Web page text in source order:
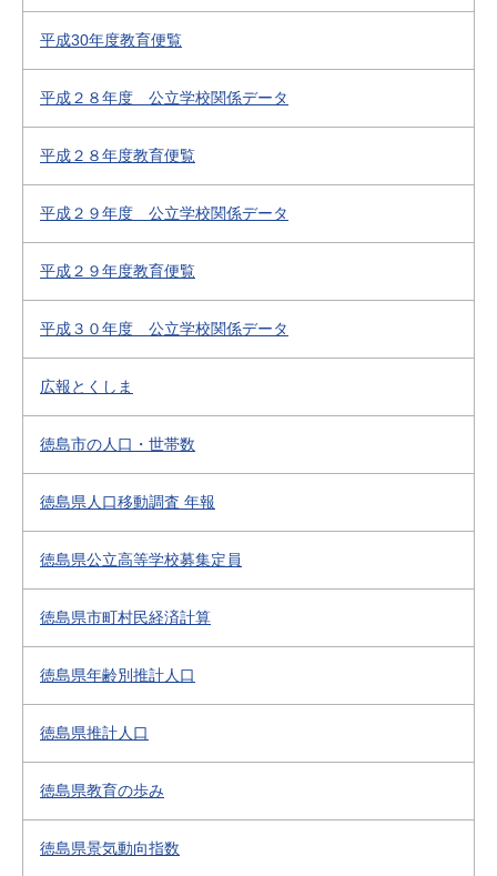
平成30年度教育便覧
平成２８年度 公立学校関係データ
平成２８年度教育便覧
平成２９年度 公立学校関係データ
平成２９年度教育便覧
平成３０年度 公立学校関係データ
広報とくしま
徳島市の人口・世帯数
徳島県人口移動調査 年報
徳島県公立高等学校募集定員
徳島県市町村民経済計算
徳島県年齢別推計人口
徳島県推計人口
徳島県教育の歩み
徳島県景気動向指数